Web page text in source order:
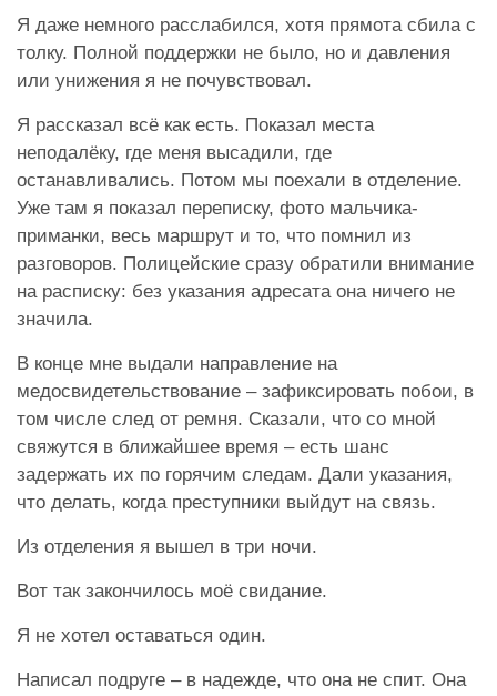
Я даже немного расслабился, хотя прямота сбила с
толку. Полной поддержки не было, но и давления
или унижения я не почувствовал.
Я рассказал всё как есть. Показал места
неподалёку, где меня высадили, где
останавливались. Потом мы поехали в отделение.
Уже там я показал переписку, фото мальчика-
приманки, весь маршрут и то, что помнил из
разговоров. Полицейские сразу обратили внимание
на расписку: без указания адресата она ничего не
значила.
В конце мне выдали направление на
медосвидетельствование – зафиксировать побои, в
том числе след от ремня. Сказали, что со мной
свяжутся в ближайшее время – есть шанс
задержать их по горячим следам. Дали указания,
что делать, когда преступники выйдут на связь.
Из отделения я вышел в три ночи.
Вот так закончилось моё свидание.
Я не хотел оставаться один.
Написал подруге – в надежде, что она не спит. Она